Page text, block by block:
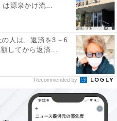
になっています。洗顔・入
、化粧水や乳液、保湿剤を使
こないましょう。
使用する
水分が蒸散してしまうため、
を併用するようにしましょ
源泉かけ流...
人は、返済を3～6
してから返済...
Recommended by